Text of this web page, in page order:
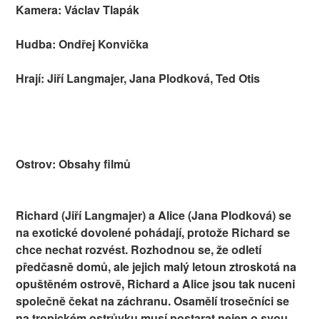
Kamera: Václav Tlapák
Hudba: Ondřej Konvička
Hrají: Jiří Langmajer, Jana Plodková, Ted Otis
Ostrov: Obsahy filmů
Richard (Jiří Langmajer) a Alice (Jana Plodková) se
na exotické dovolené pohádají, protože Richard se
chce nechat rozvést. Rozhodnou se, že odletí
předčasně domů, ale jejich malý letoun ztroskotá na
opuštěném ostrově, Richard a Alice jsou tak nuceni
společně čekat na záchranu. Osamělí trosečníci se